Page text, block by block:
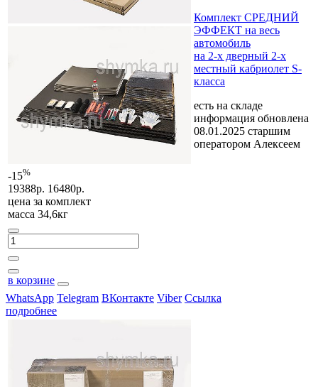
-15%
19388р. 16480р.
цена за комплект
масса 34,6кг
в корзине
Комплект СРЕДНИЙ
ЭФФЕКТ на весь
автомобиль
на 2-х дверный 2-х
местный кабриолет S-
класса
есть на складе
информация обновлена
08.01.2025 старшим
оператором Алексеем
WhatsApp Telegram ВКонтакте Viber Ссылка
подробнее